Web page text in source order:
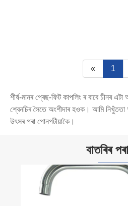
« 1
শীৰ্ষ-মানৰ প্ৰেছ-ফিট কাপলিং ৰ বাবে চীনৰ
শ্বেনচিৰ সৈতে অংশীদাৰ হওক। আমি
উৎসৰ পৰা পোনপটীয়াকৈ।
বাতৰিৰ